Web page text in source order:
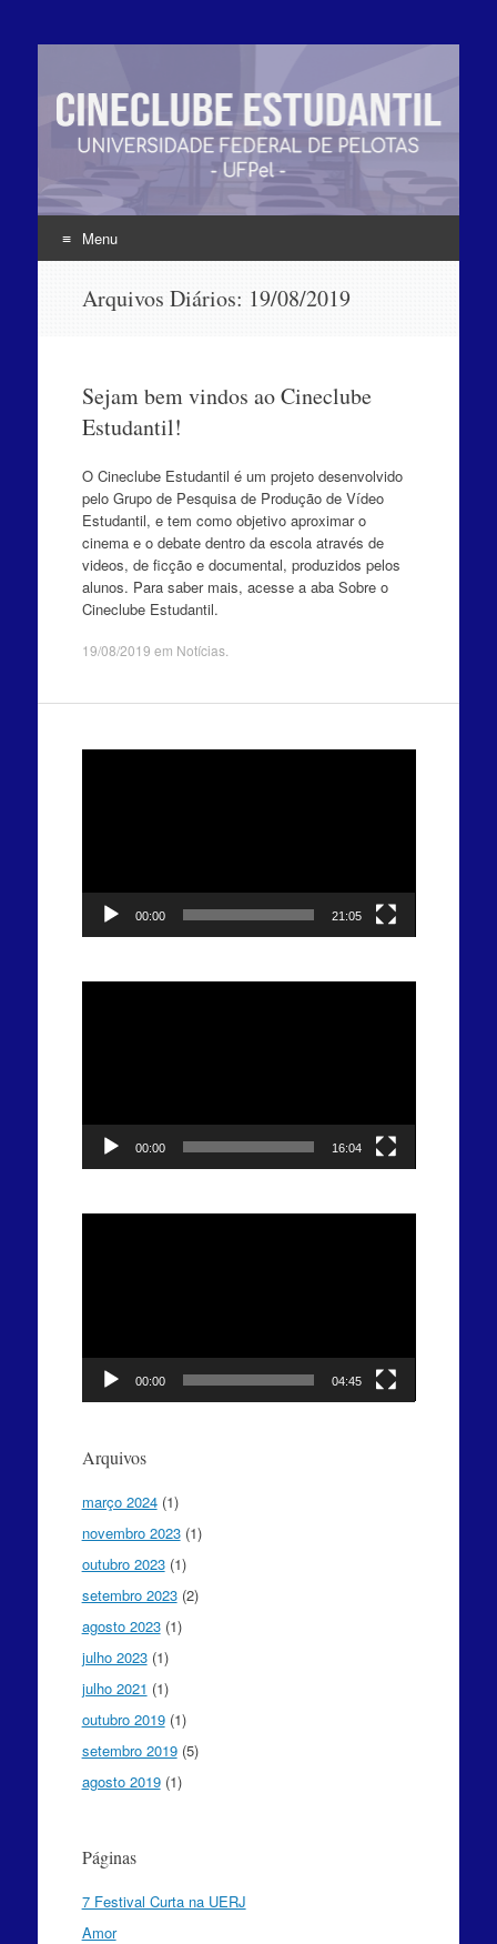
Menu
Arquivos Diários: 19/08/2019
Sejam bem vindos ao Cineclube
Estudantil!
O Cineclube Estudantil é um projeto desenvolvido
pelo Grupo de Pesquisa de Produção de Vídeo
Estudantil, e tem como objetivo aproximar o
cinema e o debate dentro da escola através de
videos, de ficção e documental, produzidos pelos
alunos. Para saber mais, acesse a aba Sobre o
Cineclube Estudantil.
19/08/2019 em Notícias.
00:00 21:05
00:00 16:04
00:00 04:45
Arquivos
março 2024(1)
novembro 2023(1)
outubro 2023(1)
setembro 2023(2)
agosto 2023(1)
julho 2023(1)
julho 2021 (1)
outubro 2019(1)
setembro 2019(5)
agosto 2019(1)
Páginas
7 Festival Curta na UERJ
Amor